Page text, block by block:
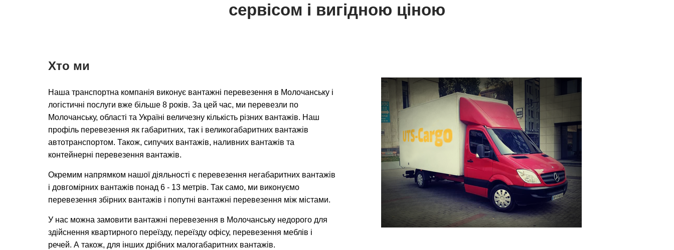
сервісом і вигідною ціною
Хто ми
Наша транспортна компанія виконує вантажні перевезення в Молочанську і
логістичні послуги вже більше 8 років. За цей час, ми перевезли по
Молочанську, області та Україні величезну кількість різних вантажів. Наш
профіль перевезення як габаритних, так і великогабаритних вантажів
автотранспортом. Також, сипучих вантажів, наливних вантажів та
контейнерні перевезення вантажів.
Окремим напрямком нашої діяльності є перевезення негабаритних вантажів
і довгомірних вантажів понад 6 - 13 метрів. Так само, ми виконуємо
перевезення збірних вантажів і попутні вантажні перевезення між містами.
У нас можна замовити вантажні перевезення в Молочанську недорого для
здійснення квартирного переїзду, переїзду офісу, перевезення меблів і
речей. А також, для інших дрібних малогабаритних вантажів.